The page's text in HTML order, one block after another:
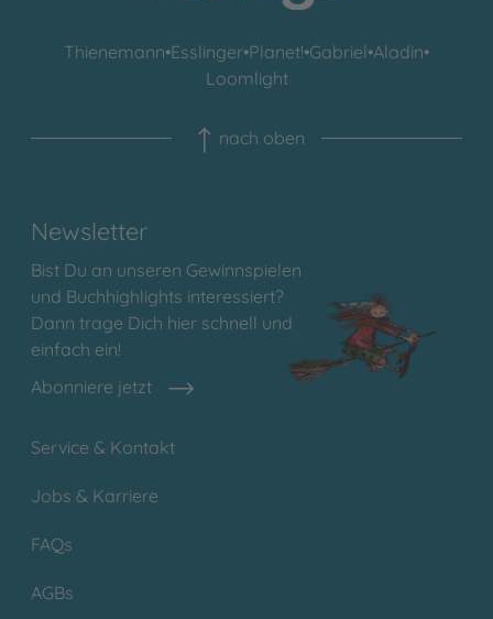
Thienemann•Esslinger•Planet!•Gabriel•Aladin•
Loomlight
nach oben
Newsletter
Bist Du an unseren Gewinnspielen
und Buchhighlights interessiert?
Dann trage Dich hier schnell und
einfach ein!
Abonniere jetzt
Service & Kontakt
Jobs & Karriere
FAQs
AGBs